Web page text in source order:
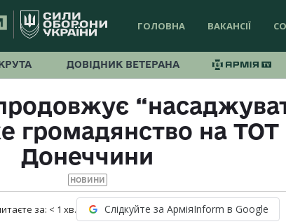
ГОЛОВНА ВАКАНСІЇ
ДОВІДНИК ВЕТЕРАНА
громадянство на ТОТ
Донеччини
НОВИНИ
за: < 1 хв. Слідкуйте за АрміяInform в Google